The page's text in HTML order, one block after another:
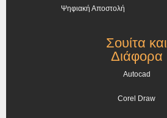
Ψηφιακή Αποστολή
Σουίτα και
Διάφορα
Autocad
Corel Draw